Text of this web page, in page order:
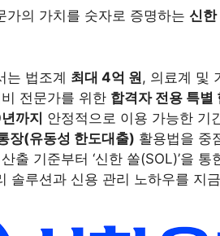
가의 가치를 숫자로 증명하는 신
는 법조계 최대 4억 원, 의료계 및
전문가를 위한 합격자 전용 특별
까지 안정적으로 이용 가능한 기
장(유동성 한도대출) 활용법을 중
출 기준부터 ‘신한 쏠(SOL)’을
솔루션과 신용 관리 노하우를 지